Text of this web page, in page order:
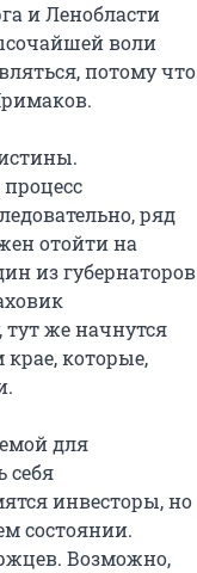
и Ленобласти
воли
потому что
ряд
отойти на
из губернаторов
тут же начнутся
которые,
для
себя
инвесторы, но
состоянии.
Возможно,